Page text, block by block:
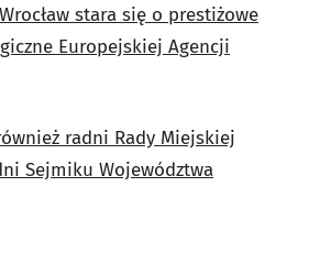
Wrocław stara się o prestiżowe
Europejskiej Agencji
radni Rady Miejskiej
Sejmiku Województwa